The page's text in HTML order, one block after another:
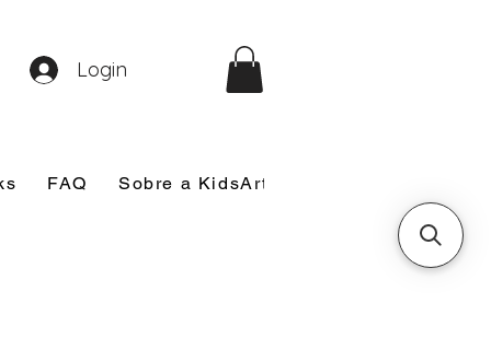
FAQ Sobre a KidsArt
Login